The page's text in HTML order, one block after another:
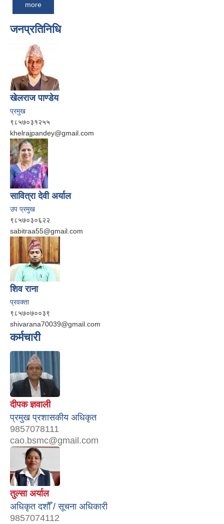
more
जनप्रतिनिधि
खेलराज पाण्‍डेय
प्रमुख
९८५७०३१२५५
khelrajpandey@gmail.com
सावित्रा देवी अर्याल
उप प्रमुख
९८५७०३०६२२
sabitraa55@gmail.com
शिव राना
प्रवक्ता
९८५७०७००३९
shivarana70039@gmail.com
कर्मचारी
दीपक ज्ञवाली
प्रमुख प्रशासकीय अधिकृत
9857078111
cao.bsmc@gmail.com
तुल्सा अर्याल
अधिकृत दशौँ / सूचना अधिकारी
9857074112